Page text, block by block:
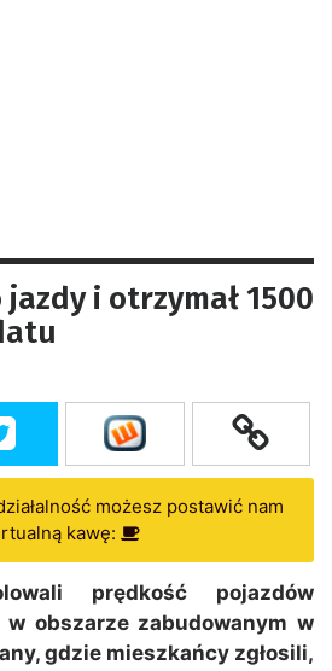
i otrzymał 1500
możesz postawić nam
kawę:
prędkość pojazdów
obszarze zabudowanym w
gdzie mieszkańcy zgłosili,